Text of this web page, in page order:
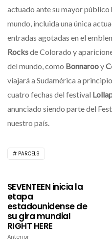
actuado ante su mayor público
mundo, incluida una única
entradas agotadas en el
Rocksde Colorado y
del mundo, como Bonnarooy
viajará a Sudamérica a
cuatro fechas del festival
anunciado siendo parte del
nuestro país.
PARCELS
SEVENTEEN inicia la
etapa
estadounidense de
su gira mundial
RIGHT HERE
Anterior